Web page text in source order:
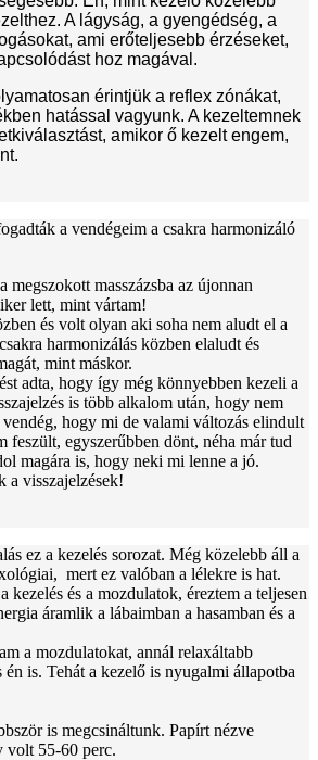
A lágyság, a gyengédség, a
ami erőteljesebb érzéseket,
hoz magával.
érintjük a reflex zónákat,
hatással vagyunk. A kezeltemnek
amikor ő kezelt engem,
a vendégeim a csakra harmonizáló
megszokott masszázsba az újonnan
lett, mint vártam!
és volt olyan aki soha nem aludt el a
harmonizálás közben elaludt és
mint máskor.
adta, hogy így még könnyebben kezeli a
is több alkalom után, hogy nem
hogy mi de valami változás elindult
feszült, egyszerűbben dönt, néha már tud
magára is, hogy neki mi lenne a jó.
a visszajelzések!
ez a kezelés sorozat. Még közelebb áll a
, mert ez valóban a lélekre is hat.
a kezelés és a mozdulatok, éreztem a teljesen
áramlik a lábaimban a hasamban és a
a mozdulatokat, annál relaxáltabb
én is. Tehát a kezelő is nyugalmi állapotba
is megcsináltunk. Papírt nézve
volt 55-60 perc.